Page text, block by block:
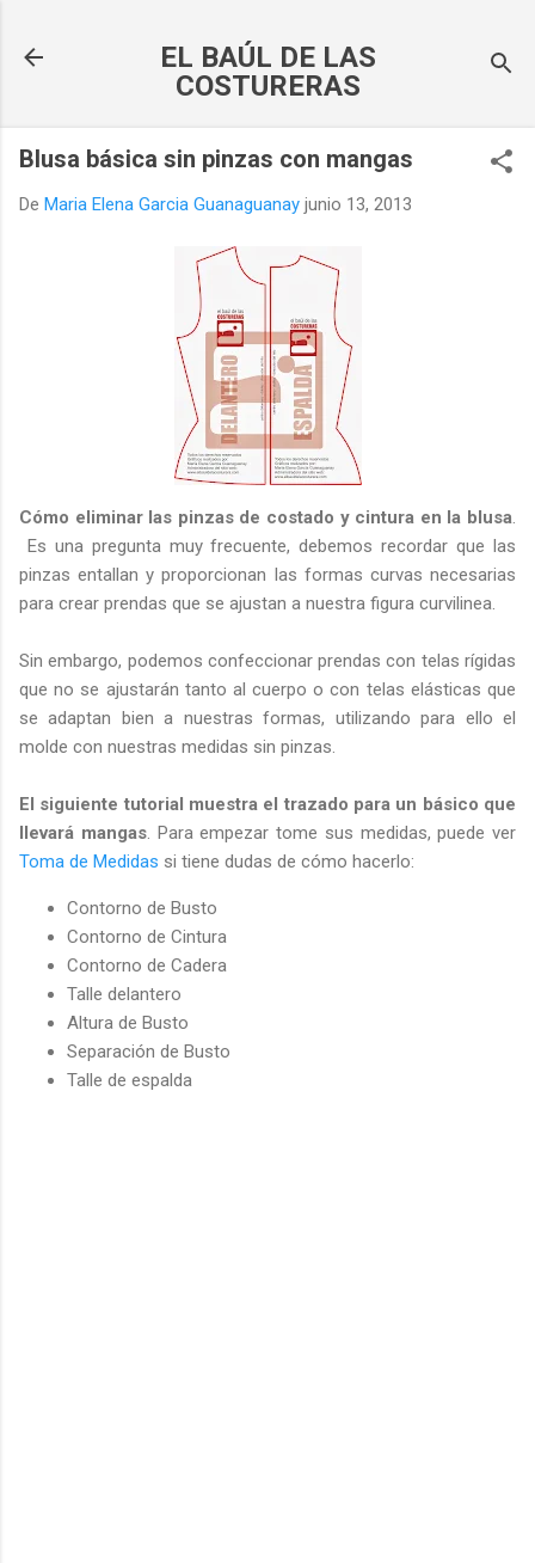
EL BAÚL DE LAS
COSTURERAS
Blusa básica sin pinzas con mangas
De Maria Elena Garcia Guanaguanay junio 13, 2013
Cómo eliminar las pinzas de costado y cintura en la blusa
Es una pregunta muy frecuente, debemos recordar que las
pinzas entallan y proporcionan las formas curvas necesarias
para crear prendas que se ajustan a nuestra figura curvilinea.
Sin embargo, podemos confeccionar prendas con telas rígidas
que no se ajustarán tanto al cuerpo o con telas elásticas que
se adaptan bien a nuestras formas, utilizando para ello el
molde con nuestras medidas sin pinzas.
El siguiente tutorial muestra el trazado para un básico que
llevará mangas. Para empezar tome sus medidas, puede ver
Toma de Medidas si tiene dudas de cómo hacerlo:
Contorno de Busto
Contorno de Cintura
Contorno de Cadera
Talle delantero
Altura de Busto
Separación de Busto
Talle de espalda